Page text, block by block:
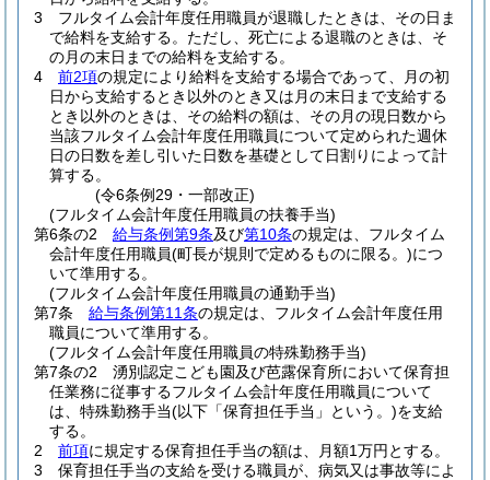
3
フルタイム会計年度任用職員が退職したときは、その日ま
で給料を支給する。 ただし、死亡による退職のときは、そ
の月の末日までの給料を支給する。
4
前2項の規定により給料を支給する場合であって、月の初
日から支給するとき以外のとき又は月の末日まで支給する
とき以外のときは、その給料の額は、その月の現日数から
当該フルタイム会計年度任用職員について定められた週休
日の日数を差し引いた日数を基礎として日割りによって計
算する。
(令6条例29・一部改正)
(フルタイム会計年度任用職員の扶養手当)
第6条の2
給与条例第9条及び第10条の規定は、フルタイム
会計年度任用職員(町長が規則で定めるものに限る。)につ
いて準用する。
(フルタイム会計年度任用職員の通勤手当)
第7条
給与条例第11条の規定は、フルタイム会計年度任用
職員について準用する。
(フルタイム会計年度任用職員の特殊勤務手当)
第7条の2
湧別認定こども園及び芭露保育所において保育担
任業務に従事するフルタイム会計年度任用職員について
は、特殊勤務手当(以下「保育担任手当」という。)を支給
する。
2
前項に規定する保育担任手当の額は、月額1万円とする。
3
保育担任手当の支給を受ける職員が、病気又は事故等によ